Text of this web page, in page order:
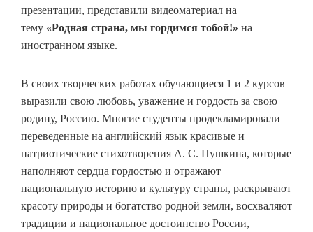
презентации, представили видеоматериал на
тему «Родная страна, мы гордимся тобой!» на
иностранном языке.
В своих творческих работах обучающиеся 1 и 2 курсов
выразили свою любовь, уважение и гордость за свою
родину, Россию. Многие студенты продекламировали
переведенные на английский язык красивые и
патриотические стихотворения А. С. Пушкина, которые
наполняют сердца гордостью и отражают
национальную историю и культуру страны, раскрывают
красоту природы и богатство родной земли, восхваляют
традиции и национальное достоинство России,